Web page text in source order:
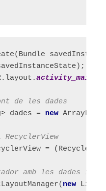
activity_main
de les dades
dades = new
=
amb les dades i el
new